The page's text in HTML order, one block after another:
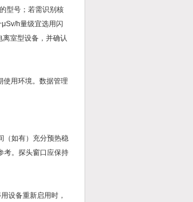
型号；若需识别核
h量级宜选用闪
室型设备，并确认
使用环境。数据管理
（如有）充分预热稳
考。探头窗口应保持
设备重新启用时，